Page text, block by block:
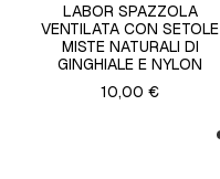
LABOR SPAZZOLA
VENTILATA CON SETOLE
MISTE NATURALI DI
GINGHIALE E NYLON
10,00 €